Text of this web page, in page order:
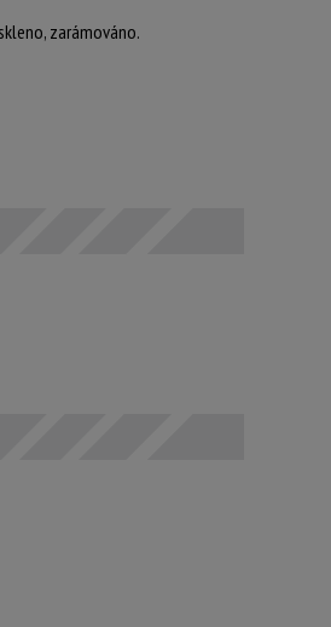
zarámováno.